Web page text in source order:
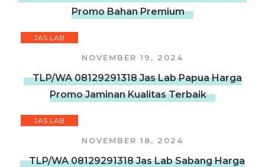
Promo Bahan Premium
JAS LAB
NOVEMBER 19, 2024
TLP/WA 08129291318 Jas Lab Papua Harga
Promo Jaminan Kualitas Terbaik
JAS LAB
NOVEMBER 18, 2024
TLP/WA 08129291318 Jas Lab Sabang Harga